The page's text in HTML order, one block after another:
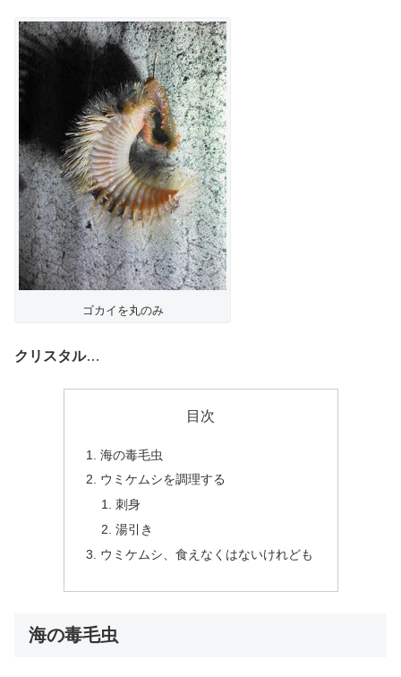
ゴカイを丸のみ
クリスタル…
目次
海の毒毛虫
ウミケムシを調理する
刺身
湯引き
ウミケムシ、食えなくはないけれども
海の毒毛虫